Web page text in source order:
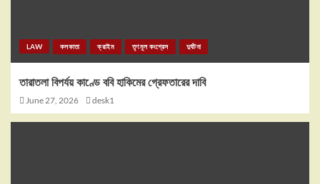
LAW কলকাতা ক্রাইম তৃণমূল কংগ্রেস দুর্ঘটনা
তারাতলা বিপর্যয় কাণ্ডে ববি হাকিমের গ্রেফতারের দাবি
June 27, 2026 desk1